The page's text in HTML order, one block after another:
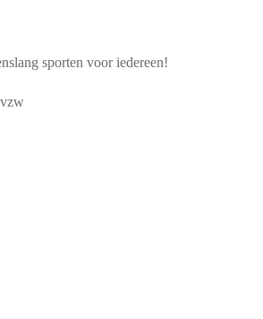
sporten voor iedereen!